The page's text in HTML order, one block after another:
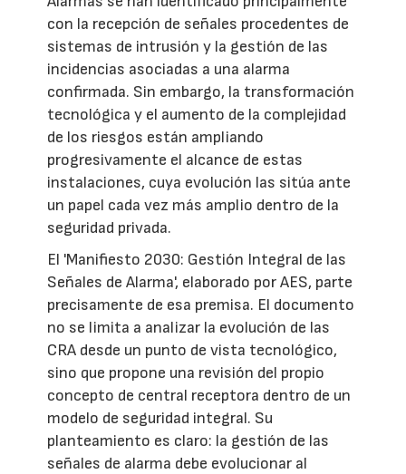
con la recepción de señales procedentes de
sistemas de intrusión y la gestión de las
incidencias asociadas a una alarma
confirmada. Sin embargo, la transformación
tecnológica y el aumento de la complejidad
de los riesgos están ampliando
progresivamente el alcance de estas
instalaciones, cuya evolución las sitúa ante
un papel cada vez más amplio dentro de la
seguridad privada.
El 'Manifiesto 2030: Gestión Integral de las
Señales de Alarma', elaborado por AES, parte
precisamente de esa premisa. El documento
no se limita a analizar la evolución de las
CRA desde un punto de vista tecnológico,
sino que propone una revisión del propio
concepto de central receptora dentro de un
modelo de seguridad integral. Su
planteamiento es claro: la gestión de las
señales de alarma debe evolucionar al